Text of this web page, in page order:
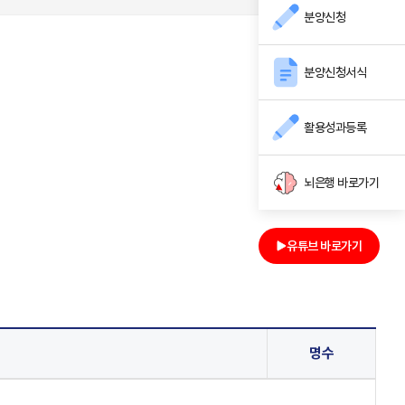
명수
분양신청
분양신청서식
활용성과등록
뇌은행 바로가기
유튜브 바로가기